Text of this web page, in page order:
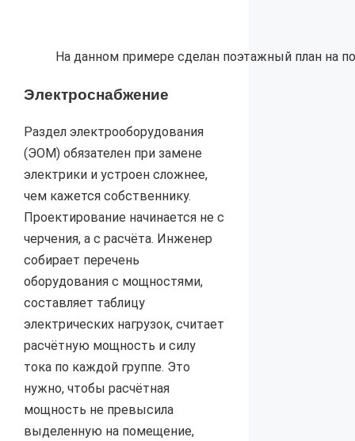
На данном примере сделан поэтажный план на
Электроснабжение
Раздел электрооборудования
(ЭОМ) обязателен при замене
электрики и устроен сложнее,
чем кажется собственнику.
Проектирование начинается не с
черчения, а с расчёта. Инженер
собирает перечень
оборудования с мощностями,
составляет таблицу
электрических нагрузок, считает
расчётную мощность и силу
тока по каждой группе. Это
нужно, чтобы расчётная
мощность не превысила
выделенную на помещение,